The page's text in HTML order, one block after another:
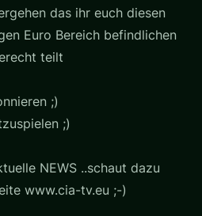
das ihr euch diesen
Euro Bereich befindlichen
teilt
;)
;)
NEWS ..schaut dazu
www.cia-tv.eu ;-)